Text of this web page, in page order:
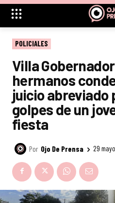
POLICIALES
Villa
hermanos
juicio abreviado
golpes de un
fiesta
Por Ojo De Prensa 29